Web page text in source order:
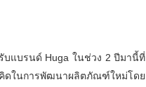
บแบรนด์ Huga ในช่วง 2 ปีมานี้ที่
คิดในการพัฒนาผลิตภัณฑ์ใหม่โดย